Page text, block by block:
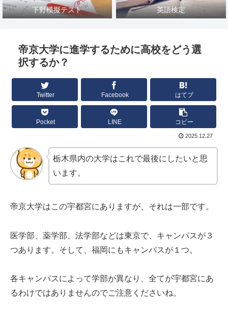
下野模擬テスト 英語検定
帝京大学に進学するために高校をどう選
択するか？
Twitter Facebook はてブ
Pocket LINE コピー
2025.12.27
栃木県内の大学はこれで最後にしたいと思
います。
帝京大学はこの宇都宮にありますが、それは一部です。
医学部、薬学部、法学部などは東京で、キャンパスが３
つあります。そして、福岡にもキャンパスが１つ。
各キャンパスによって学部が異なり、全てが宇都宮にあ
るわけではありませんのでご注意くださいね。